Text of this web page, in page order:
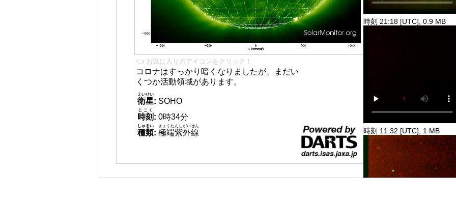
👈 お気に入りのアイコンをクリック！
コロナはすっかり暗くなりましたが、まだい
くつか活動領域があります。
衛星
えいせい
: SOHO
時刻
じこく
: 0時34分
種類
しゅるい
: 極端紫外線
きょくたんしがいせん
時刻 21:18 [UTC], 0.9 MB
時刻 11:32 [UTC], 1 MB